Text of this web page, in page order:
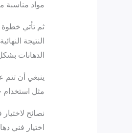
مواد
ثم تأتي خطوة
النتيجة
الدهانات
ينبغي أن تتم
مثل استخدام
نصائح
اختيار فني